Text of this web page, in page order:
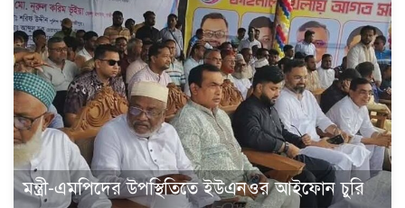
মন্ত্রী-এমপিদের উপস্থিতিতে ইউএনওর আইফোন চুরি